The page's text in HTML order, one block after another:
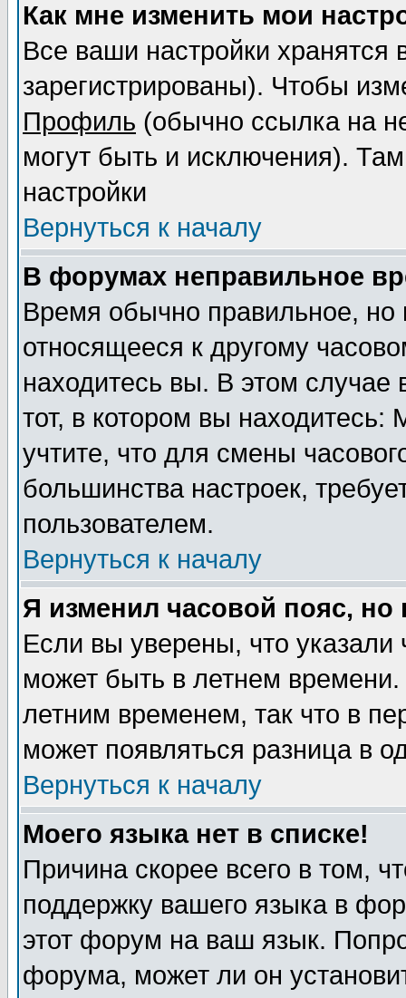
Как мне изменить мои
Все ваши настройки
зарегистрированы). Чтобы
Профиль (обычно ссылка на
могут быть и исключения).
настройки
Вернуться к началу
В форумах неправильное
Время обычно правильное,
относящееся к другому
находитесь вы. В этом
тот, в котором вы
учтите, что для смены
большинства настроек,
пользователем.
Вернуться к началу
Я изменил часовой пояс,
Если вы уверены, что указали
может быть в летнем
летним временем, так что в
может появляться разница в
Вернуться к началу
Моего языка нет в списке!
Причина скорее всего в том,
поддержку вашего языка в
этот форум на ваш язык.
форума, может ли он